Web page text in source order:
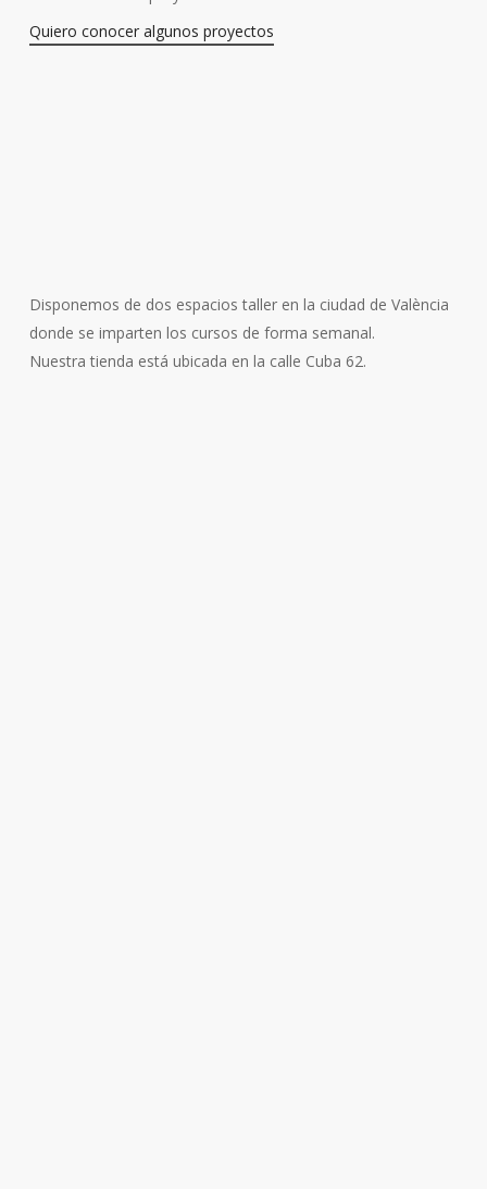
Quiero conocer algunos proyectos
Disponemos de dos espacios taller en la ciudad de València
donde se imparten los cursos de forma semanal.
Nuestra tienda está ubicada en la calle Cuba 62.